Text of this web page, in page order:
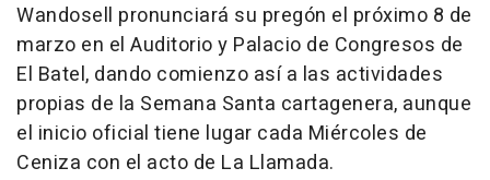
Wandosell pronunciará su pregón el próximo 8 de
marzo en el Auditorio y Palacio de Congresos de
El Batel, dando comienzo así a las actividades
propias de la Semana Santa cartagenera, aunque
el inicio oficial tiene lugar cada Miércoles de
Ceniza con el acto de La Llamada.